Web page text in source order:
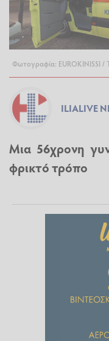
Φωτογραφία:
ILIALIVE
Μια 56χρονη
φρικτό τρόπο